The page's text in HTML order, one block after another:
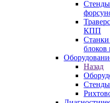
Стенды
КПП
блоков
Назад
Стенды